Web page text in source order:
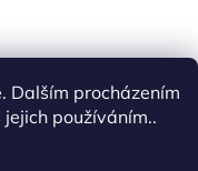
Dalším procházením
používáním..